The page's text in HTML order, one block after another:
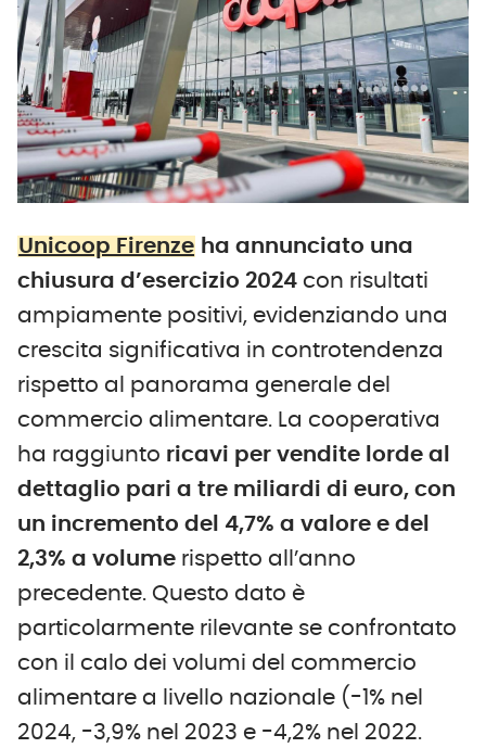
Unicoop Firenze ha annunciato una
chiusura d’esercizio 2024 con risultati
ampiamente positivi, evidenziando una
crescita significativa in controtendenza
rispetto al panorama generale del
commercio alimentare. La cooperativa
ha raggiunto ricavi per vendite lorde al
dettaglio pari a tre miliardi di euro, con
un incremento del 4,7% a valore e del
2,3% a volume rispetto all’anno
precedente. Questo dato è
particolarmente rilevante se confrontato
con il calo dei volumi del commercio
alimentare a livello nazionale (-1% nel
2024, -3,9% nel 2023 e -4,2% nel 2022.